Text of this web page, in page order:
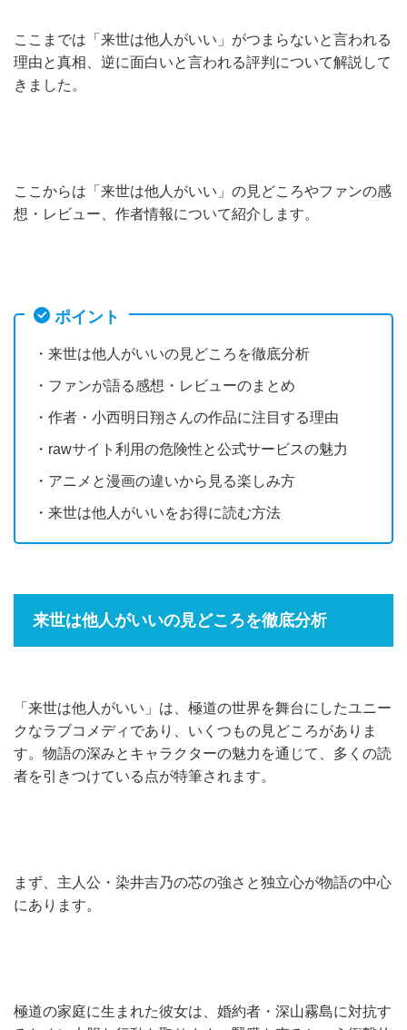
ここまでは「来世は他人がいい」がつまらないと言われる
理由と真相、逆に面白いと言われる評判について解説して
きました。
ここからは「来世は他人がいい」の見どころやファンの感
想・レビュー、作者情報について紹介します。
ポイント
・来世は他人がいいの見どころを徹底分析
・ファンが語る感想・レビューのまとめ
・作者・小西明日翔さんの作品に注目する理由
・rawサイト利用の危険性と公式サービスの魅力
・アニメと漫画の違いから見る楽しみ方
・来世は他人がいいをお得に読む方法
来世は他人がいいの見どころを徹底分析
「来世は他人がいい」は、極道の世界を舞台にしたユニー
クなラブコメディであり、いくつもの見どころがありま
す。物語の深みとキャラクターの魅力を通じて、多くの読
者を引きつけている点が特筆されます。
まず、主人公・染井吉乃の芯の強さと独立心が物語の中心
にあります。
極道の家庭に生まれた彼女は、婚約者・深山霧島に対抗す